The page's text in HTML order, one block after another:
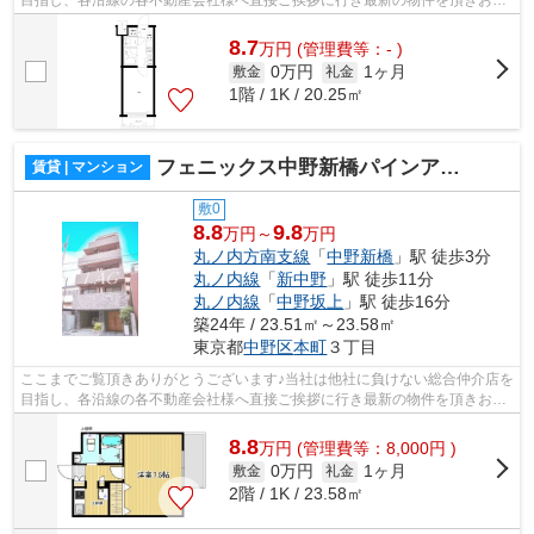
様へ提供しております！最新の情報は...
8.7万円 (管理費等：- )
敷金 0万円 礼金
1ヶ月
1階 / 1K / 20.25㎡
賃貸 | マンション フェニックス中野新橋パインアイル
敷0
8.8万円～9.8万円
丸ノ内方南支線 「中野新橋 」駅 徒歩3分
丸ノ内線 「新中野 」駅 徒歩11分
丸ノ内線 「中野坂上 」駅 徒歩16分
築24年 / 23.51㎡～23.58㎡
東京都中野区本町３丁目
ここまでご覧頂きありがとうございます♪当社は他社に負けない総合仲介店を
目指し、各沿線の各不動産会社様へ直接ご挨拶に行き最新の物件を頂きお客
様へ提供しております！最新の情報は...
8.8万円 (管理費等：8,000円 )
敷金 0万円 礼金
1ヶ月
2階 / 1K / 23.58㎡